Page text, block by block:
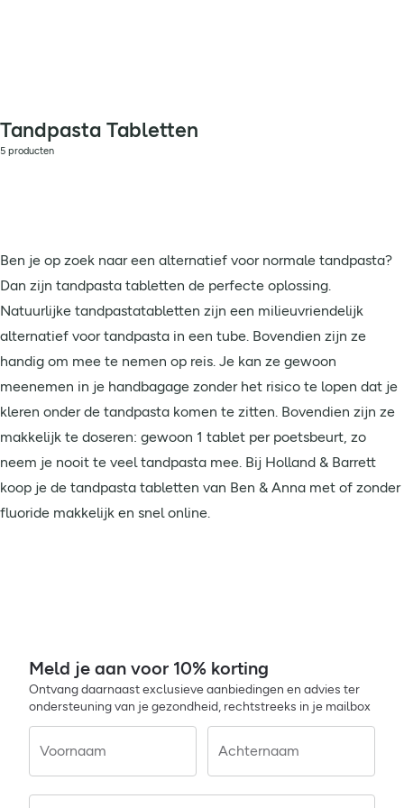
Tandpasta Tabletten
5 producten
Ben je op zoek naar een alternatief voor normale tandpasta?
Dan zijn tandpasta tabletten de perfecte oplossing.
Natuurlijke tandpastatabletten zijn een milieuvriendelijk
alternatief voor tandpasta in een tube. Bovendien zijn ze
handig om mee te nemen op reis. Je kan ze gewoon
meenemen in je handbagage zonder het risico te lopen dat je
kleren onder de tandpasta komen te zitten. Bovendien zijn ze
makkelijk te doseren: gewoon 1 tablet per poetsbeurt, zo
neem je nooit te veel tandpasta mee. Bij Holland & Barrett
koop je de tandpasta tabletten van Ben & Anna met of zonder
fluoride makkelijk en snel online.
Meld je aan voor 10% korting
Ontvang daarnaast exclusieve aanbiedingen en advies ter
ondersteuning van je gezondheid, rechtstreeks in je mailbox
Voornaam Achternaam